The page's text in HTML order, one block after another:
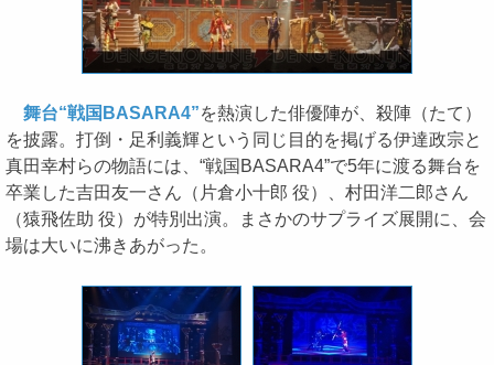
舞台“戦国BASARA4”を熱演した俳優陣が、殺陣（たて）
を披露。打倒・足利義輝という同じ目的を掲げる伊達政宗と
真田幸村らの物語には、“戦国BASARA4”で5年に渡る舞台を
卒業した吉田友一さん（片倉小十郎 役）、村田洋二郎さん
（猿飛佐助 役）が特別出演。まさかのサプライズ展開に、会
場は大いに沸きあがった。